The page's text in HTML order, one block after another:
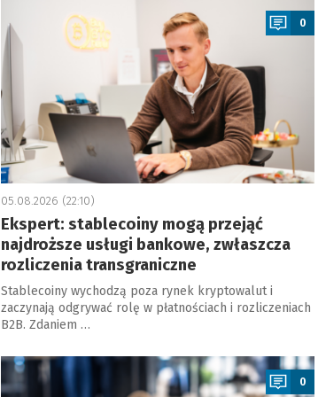
0
05.08.2026 (22:10)
Ekspert: stablecoiny mogą przejąć
najdroższe usługi bankowe, zwłaszcza
rozliczenia transgraniczne
Stablecoiny wychodzą poza rynek kryptowalut i
zaczynają odgrywać rolę w płatnościach i rozliczeniach
B2B. Zdaniem …
a
0